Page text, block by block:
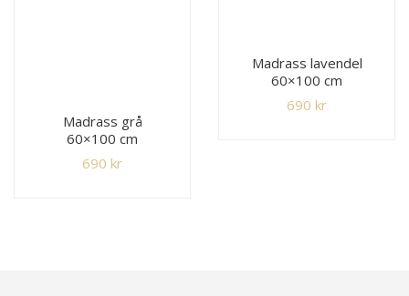
Madrass grå
60×100 cm
690 kr
Madrass lavendel
60×100 cm
690 kr